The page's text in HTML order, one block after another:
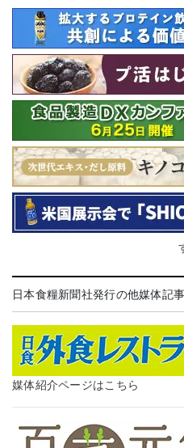
日本食糧新聞社発行の他媒体記事
媒体紹介ページはこちら